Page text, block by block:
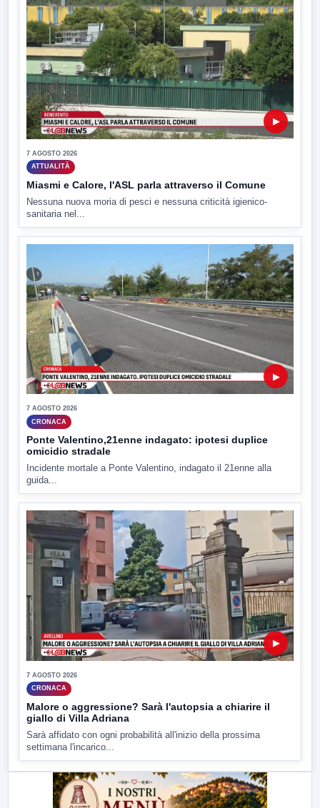
▶
7 AGOSTO 2026
ATTUALITÀ
Miasmi e Calore, l'ASL parla attraverso il Comune
Nessuna nuova moria di pesci e nessuna criticità igienico-
sanitaria nel...
▶
7 AGOSTO 2026
CRONACA
Ponte Valentino,21enne indagato: ipotesi duplice
omicidio stradale
Incidente mortale a Ponte Valentino, indagato il 21enne alla
guida...
▶
7 AGOSTO 2026
CRONACA
Malore o aggressione? Sarà l'autopsia a chiarire il
giallo di Villa Adriana
Sarà affidato con ogni probabilità all'inizio della prossima
settimana l'incarico...